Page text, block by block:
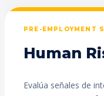
PRE-EMPLOYMENT
Human
Evalúa señales de